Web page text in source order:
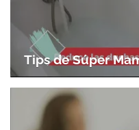
Tips de Súper